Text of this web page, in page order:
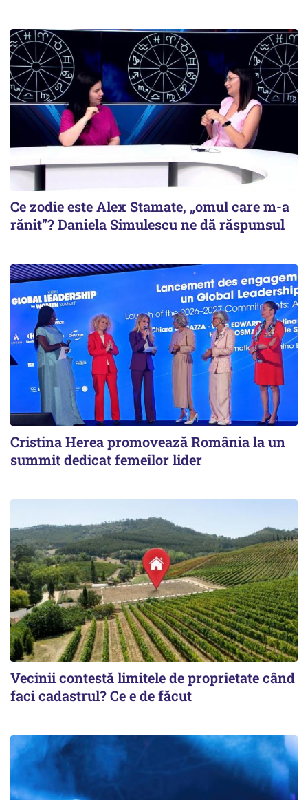
Ce zodie este Alex Stamate, „omul care m-a
rănit”? Daniela Simulescu ne dă răspunsul
Cristina Herea promovează România la un
summit dedicat femeilor lider
Vecinii contestă limitele de proprietate când
faci cadastrul? Ce e de făcut